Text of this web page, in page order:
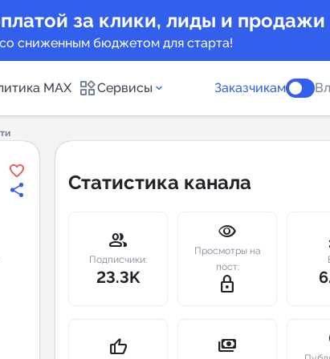
за клики, лиды и продажи
сниженным бюджетом для старта!
MAX Сервисы
Индекс
Telegram
New
Заказчикам
Статистика канала
group
Подписчики:
23.3K
visibility
Просмотры на
пост:
lock_outline
thumb_up payments